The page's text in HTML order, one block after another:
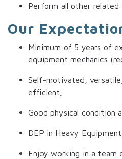
Perform all other related
Our
Minimum of 5 years of
equipment mechanics
Self-motivated,
efficient;
Good physical condition
DEP in Heavy
Enjoy working in a team